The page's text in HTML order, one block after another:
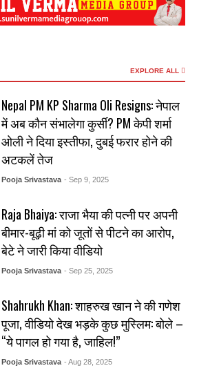
EXPLORE ALL
Nepal PM KP Sharma Oli Resigns: नेपाल
में अब कौन संभालेगा कुर्सी? PM केपी शर्मा
ओली ने दिया इस्तीफा, दुबई फरार होने की
अटकलें तेज
Pooja Srivastava - Sep 9, 2025
Raja Bhaiya: राजा भैया की पत्नी पर अपनी
बीमार-बूढ़ी मां को जूतों से पीटने का आरोप,
बेटे ने जारी किया वीडियो
Pooja Srivastava - Sep 25, 2025
Shahrukh Khan: शाहरुख खान ने की गणेश
पूजा, वीडियो देख भड़के कुछ मुस्लिम: बोले –
“ये पागल हो गया है, जाहिल!”
Pooja Srivastava - Aug 28, 2025